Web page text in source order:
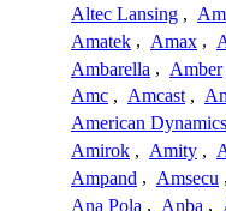
Altec Lansing , Am
Amatek , Amax ,
Ambarella , Amber
Amc , Amcast ,
American Dynamics
Amirok , Amity ,
Ampand , Amsecu ,
Ana Pola , Anba ,